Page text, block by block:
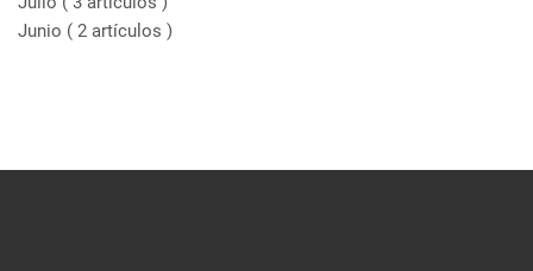
Junio ( 2 artículos )